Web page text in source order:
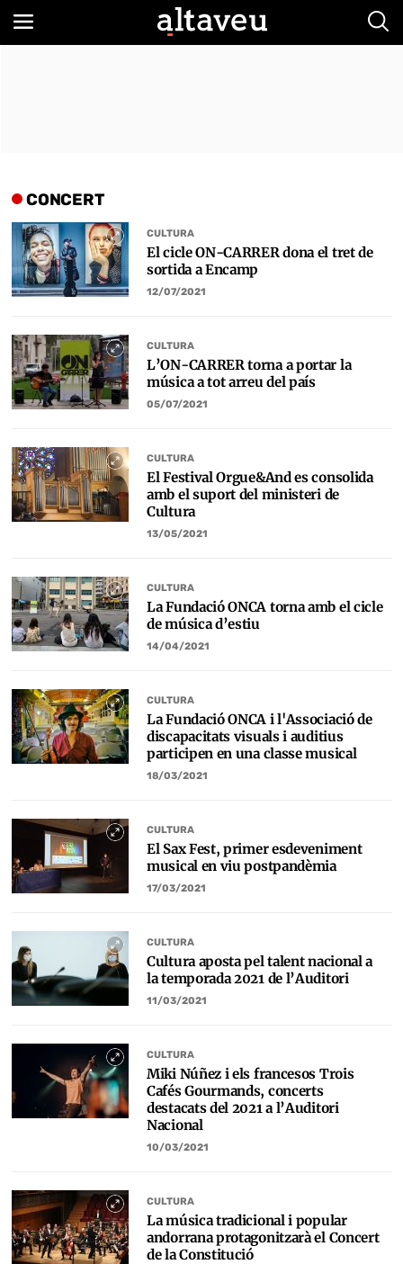
CONCERT
CULTURA
El cicle ON-CARRER dona el tret de
sortida a Encamp
12/07/2021
CULTURA
L’ON-CARRER torna a portar la
música a tot arreu del país
05/07/2021
CULTURA
El Festival Orgue&And es consolida
amb el suport del ministeri de
Cultura
13/05/2021
CULTURA
La Fundació ONCA torna amb el cicle
de música d’estiu
14/04/2021
CULTURA
La Fundació ONCA i l'Associació de
discapacitats visuals i auditius
participen en una classe musical
18/03/2021
CULTURA
El Sax Fest, primer esdeveniment
musical en viu postpandèmia
17/03/2021
CULTURA
Cultura aposta pel talent nacional a
la temporada 2021 de l’Auditori
11/03/2021
CULTURA
Miki Núñez i els francesos Trois
Cafés Gourmands, concerts
destacats del 2021 a l’Auditori
Nacional
10/03/2021
CULTURA
La música tradicional i popular
andorrana protagonitzarà el Concert
de la Constitució